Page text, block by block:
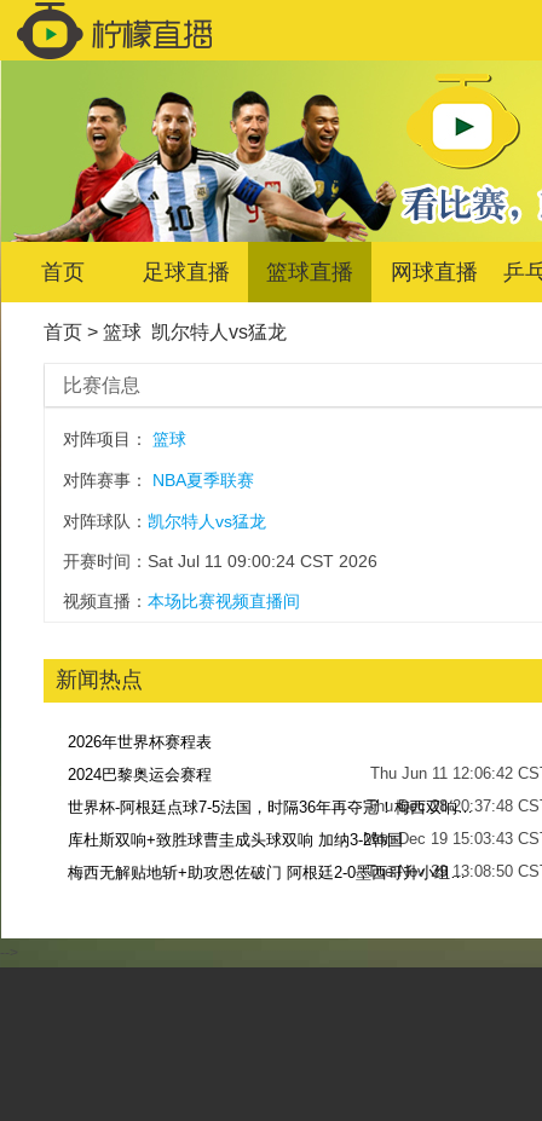
首页 足球直播 篮球直播 网球直播 乒
首页> 篮球 凯尔特人vs猛龙
比赛信息
对阵项目： 篮球
对阵赛事： NBA夏季联赛
对阵球队： 凯尔特人vs猛龙
开赛时间：Sat Jul 11 09:00:24 CST 2026
视频直播： 本场比赛视频直播间
新闻热点
2026年世界杯赛程表
Thu Jun 11 12:06:42
2024巴黎奥运会赛程
Thu Dec 28 20:37:48
世界杯-阿根廷点球7-5法国，时隔36年再夺冠！梅西双响姆巴佩戴帽
Mon Dec 19 15:03:43
库杜斯双响+致胜球曹圭成头球双响 加纳3-2韩国
Tue Nov 29 13:08:50
梅西无解贴地斩+助攻恩佐破门 阿根廷2-0墨西哥升小组第二